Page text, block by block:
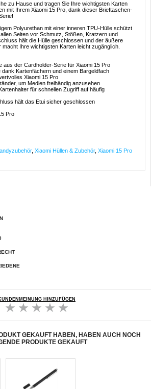
zu Hause und tragen Sie Ihre wichtigsten Karten
mit Ihrem Xiaomi 15 Pro, dank dieser Brieftaschen-
Polyurethan mit einer inneren TPU-Hülle schützt
Seiten vor Schmutz, Stößen, Kratzern und
hält die Hülle geschlossen und der äußere
Ihre wichtigsten Karten leicht zugänglich.
aus der Cardholder-Serie für Xiaomi 15 Pro
Kartenfächern und einem Bargeldfach
Xiaomi 15 Pro
um Medien freihändig anzusehen
für schnellen Zugriff auf häufig
hält das Etui sicher geschlossen
Pro
, Xiaomi Hüllen & Zubehör, Xiaomi 15 Pro
HINZUFÜGEN
GEKAUFT HABEN, HABEN AUCH NOCH
PRODUKTE GEKAUFT